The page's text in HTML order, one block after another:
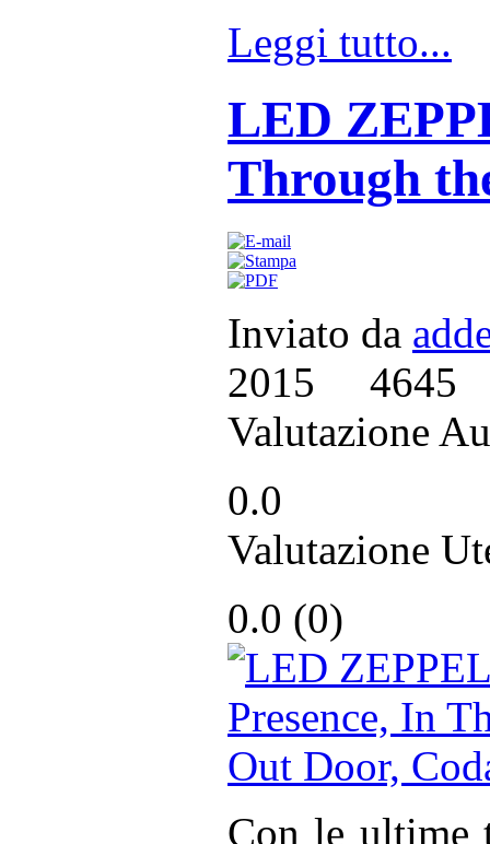
Leggi tutto...
LED
Through
Inviato da
2015 4645
Valutazione
0.0
Valutazione
0.0 (0)
Con le ultime